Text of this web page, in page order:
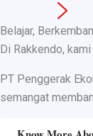
Belajar,
Di Rakkendo,
PT Penggerak
semangat